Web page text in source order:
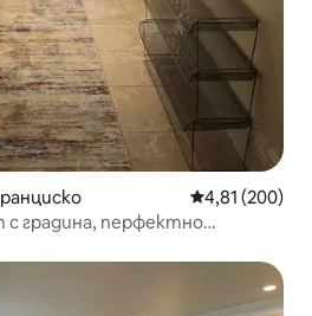
Средна
4,81 (200)
градина, перфектно